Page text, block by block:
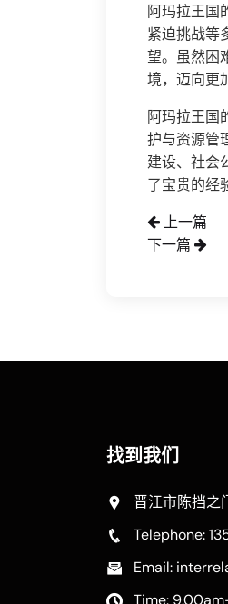
阿玛拉王国
紧迫挑战等
望。虽然困
境，迈向更
阿玛拉王国
护与资源管
建设、社会
了宝贵的经
上一篇
下一篇
找到我们
晋江市陈挡之
Telephone:
Email:
Time: